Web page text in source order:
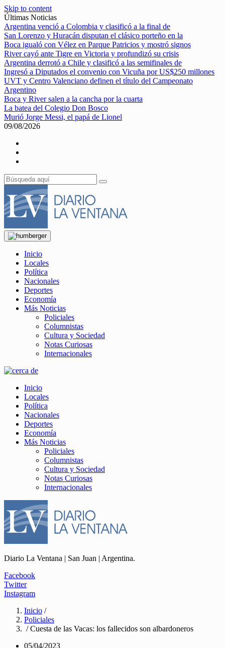
Skip to content
Últimas Noticias
Argentina venció a Colombia y clasificó a la final de
San Lorenzo y Huracán disputan el clásico porteño en la
Boca igualó con Vélez en Parque Patricios y mostró signos
River cayó ante Tigre en Victoria y profundizó su crisis
Argentina derrotó a Chile y clasificó a las semifinales de
Ingresó a Diputados el convenio con Vicuña por US$250 millones
UVT y Centro Valenciano definen el título del Campeonato
Argentino
Boca y River salen a la cancha por la cuarta
La batea del Colegio Don Bosco
Murió Jorge Messi, el papá de Lionel
09/08/2026
Inicio
Locales
Política
Nacionales
Deportes
Economía
Más Noticias
Policiales
Columnistas
Cultura y Sociedad
Notas Curiosas
Internacionales
Inicio
Locales
Política
Nacionales
Deportes
Economía
Más Noticias
Policiales
Columnistas
Cultura y Sociedad
Notas Curiosas
Internacionales
Diario La Ventana | San Juan | Argentina.
Facebook
Twitter
Instagram
Inicio /
Policiales
/ Cuesta de las Vacas: los fallecidos son albardoneros
05/04/2023